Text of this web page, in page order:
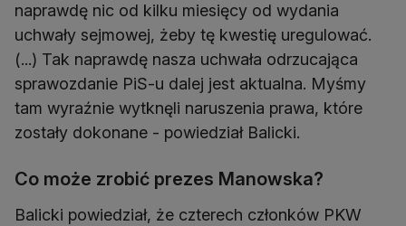
naprawdę nic od kilku miesięcy od wydania
uchwały sejmowej, żeby tę kwestię uregulować.
(...) Tak naprawdę nasza uchwała odrzucająca
sprawozdanie PiS-u dalej jest aktualna. Myśmy
tam wyraźnie wytknęli naruszenia prawa, które
zostały dokonane - powiedział Balicki.
Co może zrobić prezes Manowska?
Balicki powiedział, że czterech członków PKW